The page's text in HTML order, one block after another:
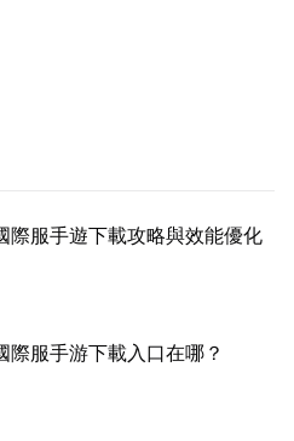
際服手遊下載攻略與效能優化
際服手游下載入口在哪？